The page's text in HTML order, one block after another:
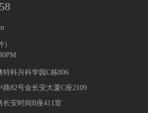
科兴科学园C栋806
82号金长安大厦C座2109
安时间B座411室